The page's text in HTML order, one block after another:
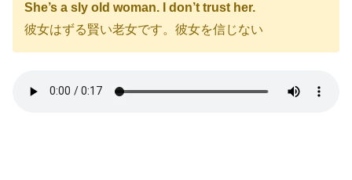
She’s a sly old woman. I don’t trust her.
彼女はずる賢い老女です。彼女を信じない